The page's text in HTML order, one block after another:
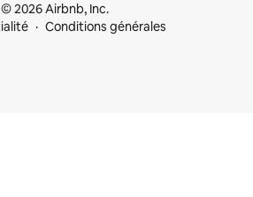
© 2026 Airbnb, Inc.
Conditions générales